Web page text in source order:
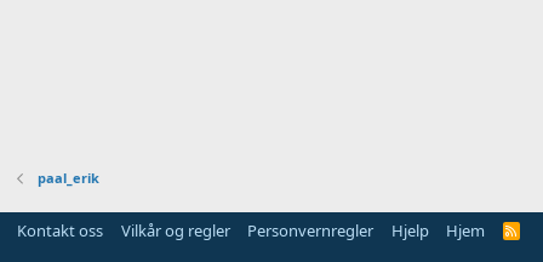
paal_erik
Kontakt oss Vilkår og regler Personvernregler Hjelp Hjem
R